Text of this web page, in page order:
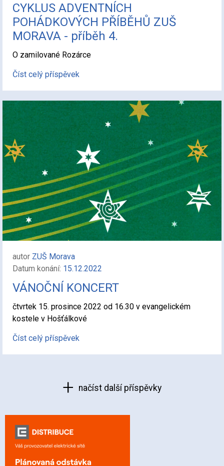
CYKLUS ADVENTNÍCH
POHÁDKOVÝCH PŘÍBĚHŮ ZUŠ
MORAVA - příběh 4.
O zamilované Rozárce
Číst celý příspěvek
autor ZUŠ Morava
Datum konání: 15.12.2022
VÁNOČNÍ KONCERT
čtvrtek 15. prosince 2022 od 16.30 v evangelickém
kostele v Hošťálkové
Číst celý příspěvek
načíst další příspěvky